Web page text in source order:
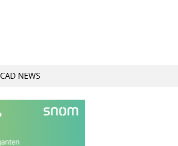
CAD NEWS